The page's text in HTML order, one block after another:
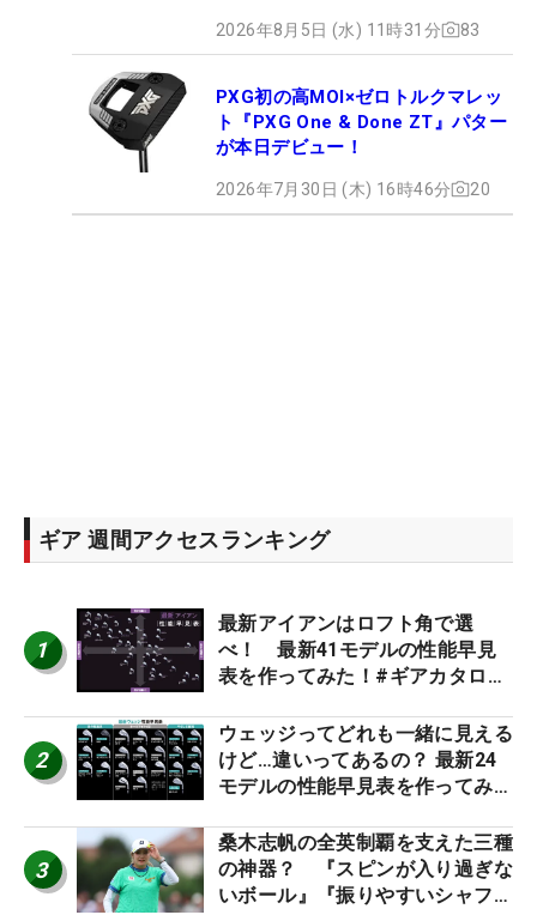
2026年8月5日 (水) 11時31分 83
PXG初の高MOI×ゼロトルクマレッ
ト『PXG One & Done ZT』パター
が本日デビュー！
2026年7月30日 (木) 16時46分 20
ギア 週間アクセスランキング
1
最新アイアンはロフト角で選
べ！ 最新41モデルの性能早見
表を作ってみた！#ギアカタログ
2
ウェッジってどれも一緒に見える
けど…違いってあるの？ 最新24
モデルの性能早見表を作ってみ
3
桑木志帆の全英制覇を支えた三種
の神器？ 『スピンが入り過ぎな
いボール』『振りやすいシャフ